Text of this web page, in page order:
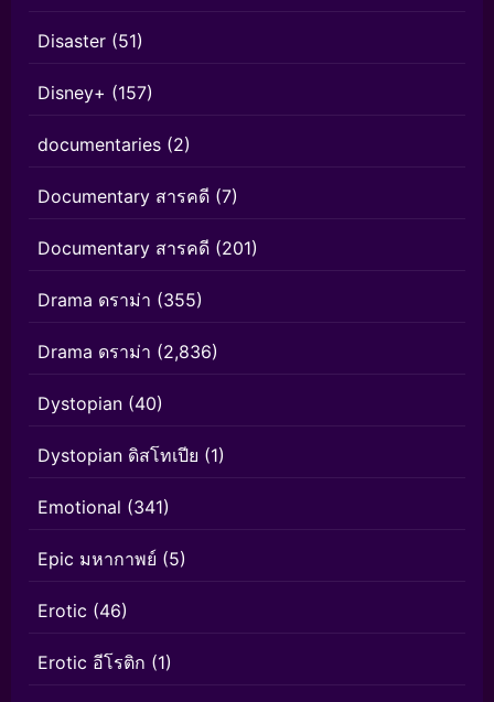
Disaster (51)
Disney+ (157)
documentaries (2)
Documentary สารคดี (7)
Documentary สารคดี (201)
Drama ดราม่า (355)
Drama ดราม่า (2,836)
Dystopian (40)
Dystopian ดิสโทเปีย (1)
Emotional (341)
Epic มหากาพย์ (5)
Erotic (46)
Erotic อีโรติก (1)